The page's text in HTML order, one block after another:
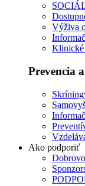
Výživa
Klinické
Prevencia
Ako podporiť